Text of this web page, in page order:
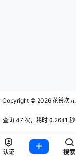
Copyright © 2026 花铃次元
查询 47 次，耗时 0.2641 秒
认证 搜索